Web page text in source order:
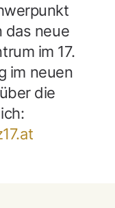
das neue
im 17.
im neuen
die